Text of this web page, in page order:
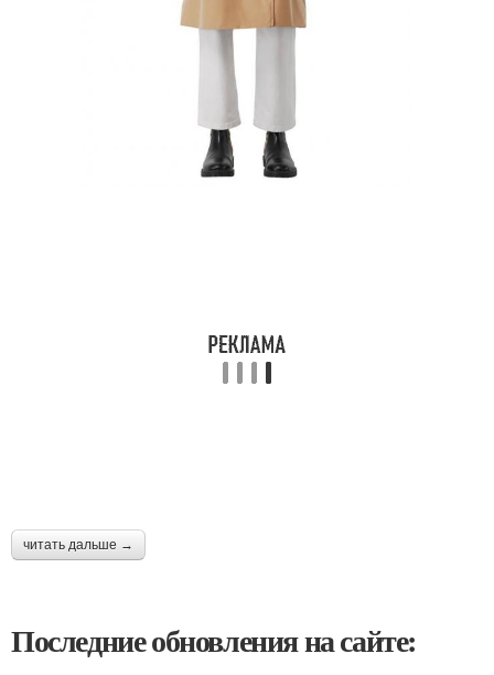
читать дальше →
Последние обновления на сайте: